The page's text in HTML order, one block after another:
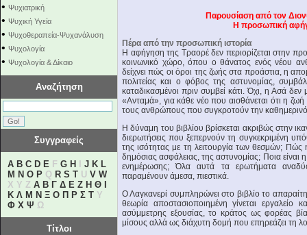
• Ψυχιατρική
• Ψυχική Υγεία
• Ψυχοθεραπεία-Ψυχανάλυση
• Ψυχολογία
• Ψυχολογία & Δίκαιο
Αναζήτηση
Συγγραφείς
A B C D E F G H J K L
M N O P Q R S T U V W
X Y Z Α Β Γ Δ Ε Ζ Η Θ
Κ Λ Μ Ν Ξ Ο Π Ρ Σ Τ Υ
Φ Χ Ψ Ω
Τίτλοι
Παρουσίαση από τον
Η προσωπική
Πέρα από την προσωπική ιστορία
Η αφήγηση της Τραορέ δεν περιορίζεται στην
κοινωνικό χώρο, όπου ο θάνατος ενός νέου
δείχνει πώς οι όροι της ζωής στα προάστια, η
πολιτείας και ο φόβος της αστυνομίας,
καταδικασμένοι πριν συμβεί κάτι. Όχι, η Ασά
«Ανταμά», για κάθε νέο που αισθάνεται ότι η ζωή
τους ανθρώπους που συγκροτούν την
Η δύναμη του βιβλίου βρίσκεται ακριβώς στην
διερωτήσεις που ξεπερνούν τη συγκεκριμένη
της ισότητας με τη λειτουργία των θεσμών; Πώς
δημόσιας ασφάλειας, της αστυνομίας; Ποια
ενημέρωσης; Όλα αυτά τα ερωτήματα
παραμένουν άμεσα, πιεστικά.
Ο Λαγκανερί συμπληρώνει στο βιβλίο το
θεωρία αποστασιοποιημένη γίνεται
ασύμμετρης εξουσίας, το κράτος ως φορέας
μίσους αλλά ως διάχυτη δομή που επηρεάζει τη